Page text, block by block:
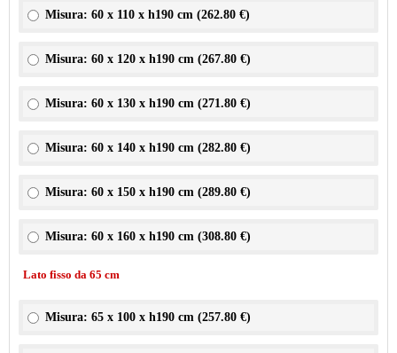
Misura: 60 x 110 x h190 cm (262.80 €)
Misura: 60 x 120 x h190 cm (267.80 €)
Misura: 60 x 130 x h190 cm (271.80 €)
Misura: 60 x 140 x h190 cm (282.80 €)
Misura: 60 x 150 x h190 cm (289.80 €)
Misura: 60 x 160 x h190 cm (308.80 €)
Lato fisso da 65 cm
Misura: 65 x 100 x h190 cm (257.80 €)